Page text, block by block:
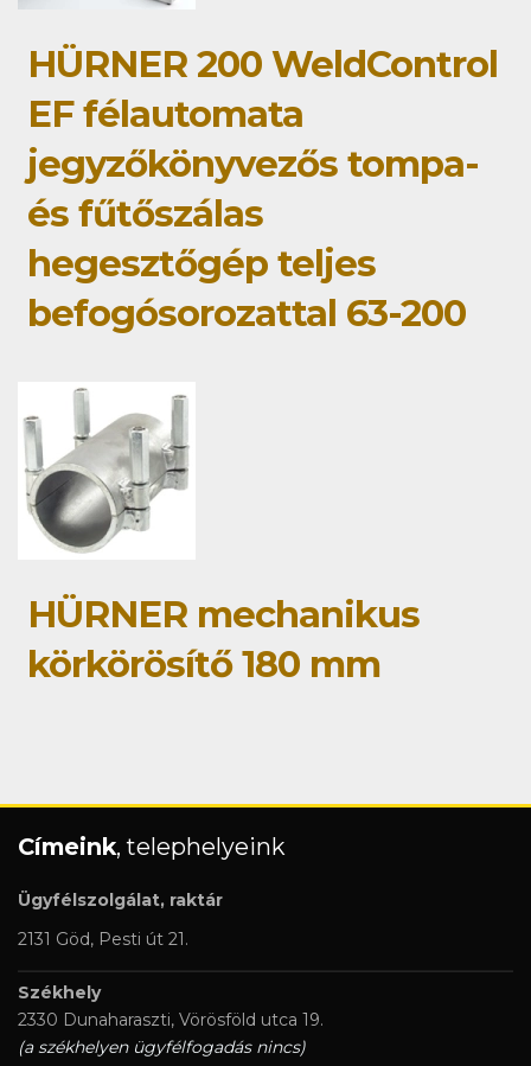
HÜRNER 200 WeldControl
EF félautomata
jegyzőkönyvezős tompa-
és fűtőszálas
hegesztőgép teljes
befogósorozattal 63-200
HÜRNER mechanikus
körkörösítő 180 mm
Címeink, telephelyeink
Ügyfélszolgálat, raktár
2131 Göd, Pesti út 21.
Székhely
2330 Dunaharaszti, Vörösföld utca 19.
(a székhelyen ügyfélfogadás nincs)